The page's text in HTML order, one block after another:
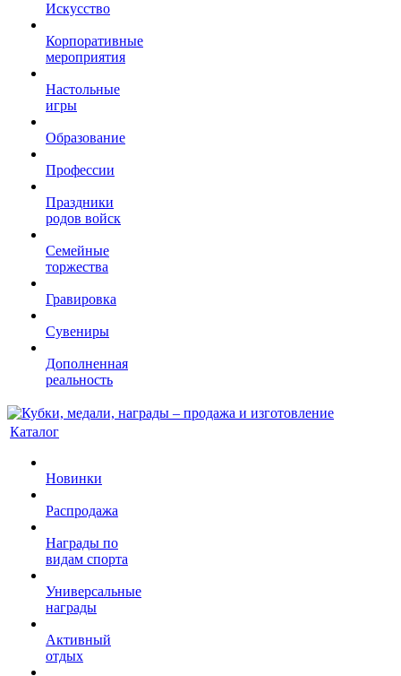
Искусство
Корпоративные
мероприятия
Настольные
игры
Образование
Профессии
Праздники
родов войск
Семейные
торжества
Гравировка
Сувениры
Дополненная
реальность
Каталог
Новинки
Распродажа
Награды по
видам спорта
Универсальные
награды
Активный
отдых